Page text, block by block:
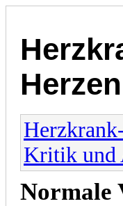
Herzen
Kritik und
Normale